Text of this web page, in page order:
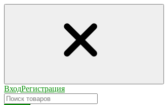
ВходРегистрация